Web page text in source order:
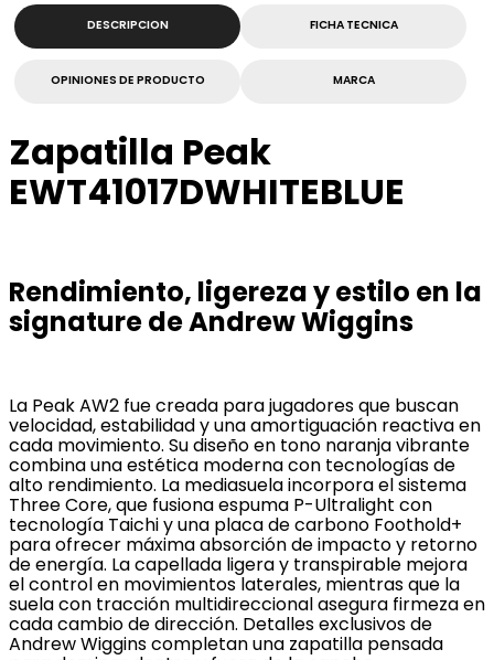
DESCRIPCION FICHA TECNICA
OPINIONES DE PRODUCTO MARCA
Zapatilla Peak
EWT41017DWHITEBLUE
Rendimiento, ligereza y estilo en la
signature de Andrew Wiggins
La Peak AW2 fue creada para jugadores que buscan
velocidad, estabilidad y una amortiguación reactiva en
cada movimiento. Su diseño en tono naranja vibrante
combina una estética moderna con tecnologías de
alto rendimiento. La mediasuela incorpora el sistema
Three Core, que fusiona espuma P-Ultralight con
tecnología Taichi y una placa de carbono Foothold+
para ofrecer máxima absorción de impacto y retorno
de energía. La capellada ligera y transpirable mejora
el control en movimientos laterales, mientras que la
suela con tracción multidireccional asegura firmeza en
cada cambio de dirección. Detalles exclusivos de
Andrew Wiggins completan una zapatilla pensada